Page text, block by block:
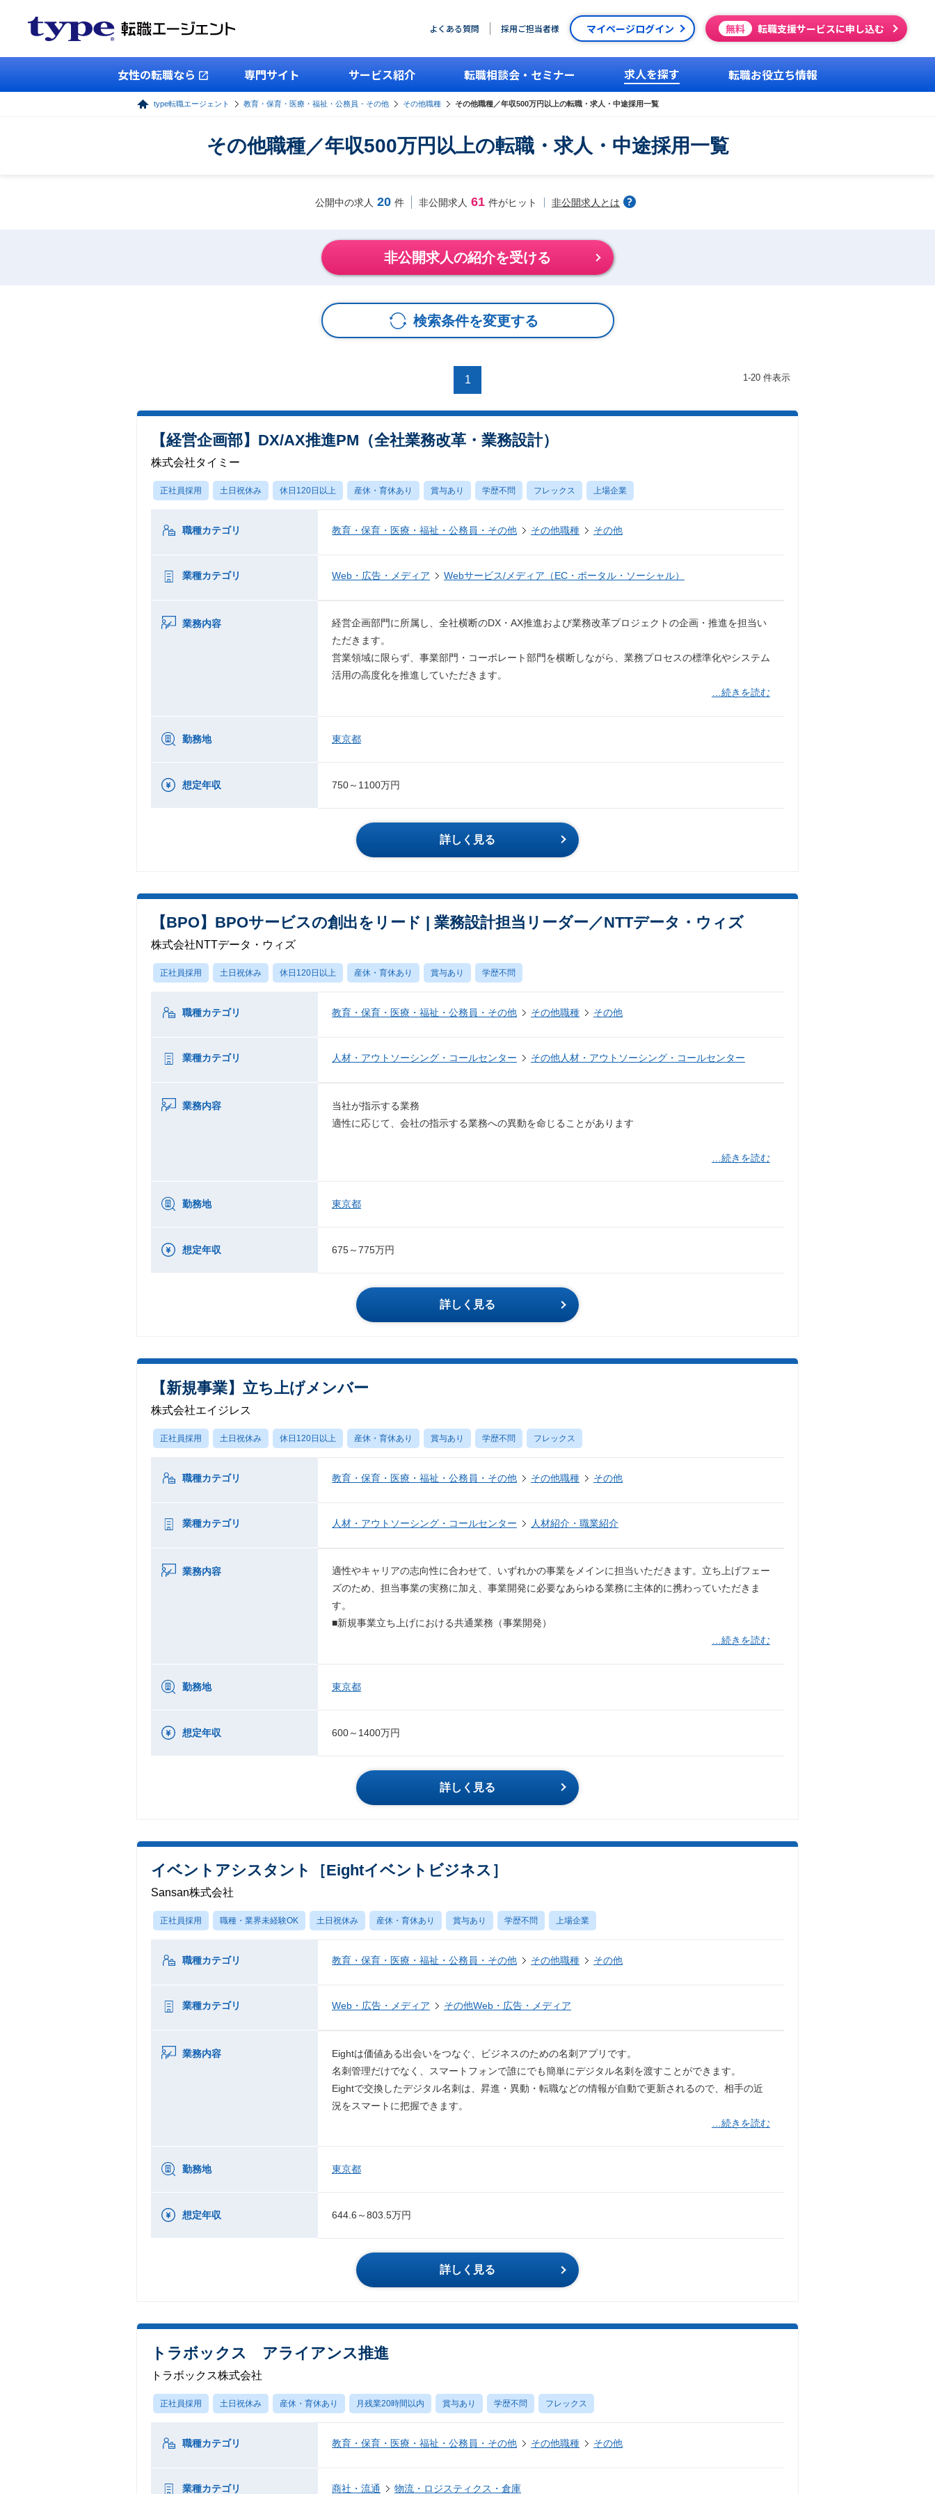
よくある質問 採用ご担当者様 マイページログイン 無料 転職支援サービスに申し込む
女性の転職なら 専門サイト サービス紹介 転職相談会・セミナー 求人を探す 転職お役立ち情報
type転職エージェント 教育・保育・医療・福祉・公務員・その他 その他職種 その他職種／年収500万円以上の転職・求人・中途採用一覧
その他職種／年収500万円以上の転職・求人・中途採用一覧
公開中の求人 20 件 非公開求人 61 件がヒット 非公開求人とは
非公開求人の紹介を受ける
検索条件を変更する
1 1-20 件表示
【経営企画部】DX/AX推進PM（全社業務改革・業務設計）
株式会社タイミー
正社員採用 土日祝休み 休日120日以上 産休・育休あり 賞与あり 学歴不問 フレックス 上場企業
職種カテゴリ 教育・保育・医療・福祉・公務員・その他 その他職種 その他
業種カテゴリ Web・広告・メディア Webサービス/メディア（EC・ポータル・ソーシャル）
業務内容
経営企画部門に所属し、全社横断のDX・AX推進および業務改革プロジェクトの企画・推進を担当い
ただきます。
営業領域に限らず、事業部門・コーポレート部門を横断しながら、業務プロセスの標準化やシステム
活用の高度化を推進していただきます。
…続きを読む
勤務地 東京都
想定年収 750～1100万円
詳しく見る
【BPO】BPOサービスの創出をリード | 業務設計担当リーダー／NTTデータ・ウィズ
株式会社NTTデータ・ウィズ
正社員採用 土日祝休み 休日120日以上 産休・育休あり 賞与あり 学歴不問
職種カテゴリ 教育・保育・医療・福祉・公務員・その他 その他職種 その他
業種カテゴリ 人材・アウトソーシング・コールセンター その他人材・アウトソーシング・コールセンター
業務内容
当社が指示する業務
適性に応じて、会社の指示する業務への異動を命じることがあります
…続きを読む
勤務地 東京都
想定年収 675～775万円
詳しく見る
【新規事業】立ち上げメンバー
株式会社エイジレス
正社員採用 土日祝休み 休日120日以上 産休・育休あり 賞与あり 学歴不問 フレックス
職種カテゴリ 教育・保育・医療・福祉・公務員・その他 その他職種 その他
業種カテゴリ 人材・アウトソーシング・コールセンター 人材紹介・職業紹介
業務内容
適性やキャリアの志向性に合わせて、いずれかの事業をメインに担当いただきます。立ち上げフェー
ズのため、担当事業の実務に加え、事業開発に必要なあらゆる業務に主体的に携わっていただきま
す。
■新規事業立ち上げにおける共通業務（事業開発）
…続きを読む
勤務地 東京都
想定年収 600～1400万円
詳しく見る
イベントアシスタント［Eightイベントビジネス］
Sansan株式会社
正社員採用 職種・業界未経験OK 土日祝休み 産休・育休あり 賞与あり 学歴不問 上場企業
職種カテゴリ 教育・保育・医療・福祉・公務員・その他 その他職種 その他
業種カテゴリ Web・広告・メディア その他Web・広告・メディア
業務内容
Eightは価値ある出会いをつなぐ、ビジネスのための名刺アプリです。
名刺管理だけでなく、スマートフォンで誰にでも簡単にデジタル名刺を渡すことができます。
Eightで交換したデジタル名刺は、昇進・異動・転職などの情報が自動で更新されるので、相手の近
況をスマートに把握できます。
…続きを読む
勤務地 東京都
想定年収 644.6～803.5万円
詳しく見る
トラボックス アライアンス推進
トラボックス株式会社
正社員採用 土日祝休み 産休・育休あり 月残業20時間以内 賞与あり 学歴不問 フレックス
職種カテゴリ 教育・保育・医療・福祉・公務員・その他 その他職種 その他
業種カテゴリ 商社・流通 物流・ロジスティクス・倉庫